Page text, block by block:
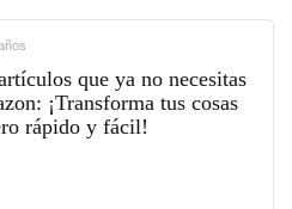
que ya no necesitas
¡Transforma tus cosas
rápido y fácil!